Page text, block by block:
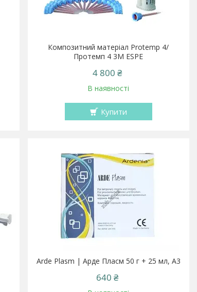
Композитний матеріал Protemp 4/
Протемп 4 3M ESPE
4 800 ₴
В наявності
Купити
Arde Plasm | Арде Пласм 50 г + 25 мл, A3
640 ₴